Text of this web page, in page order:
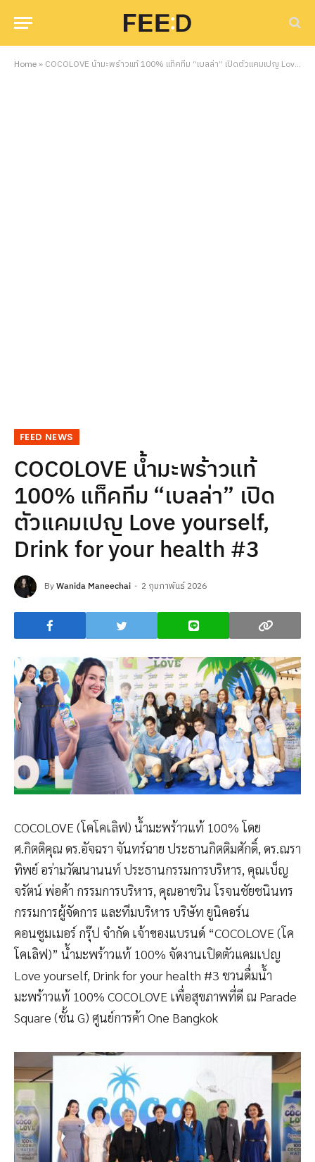
Home» COCOLOVE น้ำมะพร้าวแท้ 100% แท็คทีม “เบลล่า” เปิดตัวแคมเปญ Love yourself, Drink for your health #3
FEED NEWS
COCOLOVE น้ำมะพร้าวแท้
100% แท็คทีม “เบลล่า” เปิด
ตัวแคมเปญ Love yourself,
Drink for your health #3
ByWanida Maneechai 2 กุมภาพันธ์ 2026
COCOLOVE (โคโคเลิฟ) น้ำมะพร้าวแท้ 100% โดย
ศ.กิตติคุณ ดร.อัจฉรา จันทร์ฉาย ประธานกิตติมศักดิ์, ดร.ณรา
ทิพย์ อร่ามวัฒนานนท์ ประธานกรรมการบริหาร, คุณเบ็ญ
จรัตน์ พ่อค้า กรรมการบริหาร, คุณอาชวิน โรจนชัยชนินทร
กรรมการผู้จัดการ และทีมบริหาร บริษัท ยูนิคอร์น
คอนซูมเมอร์ กรุ๊ป จำกัด เจ้าของแบรนด์ “COCOLOVE (โค
โคเลิฟ)” น้ำมะพร้าวแท้ 100% จัดงานเปิดตัวแคมเปญ
Love yourself, Drink for your health #3 ชวนดื่มน้ำ
มะพร้าวแท้ 100% COCOLOVE เพื่อสุขภาพที่ดี ณ Parade
Square (ชั้น G) ศูนย์การค้า One Bangkok